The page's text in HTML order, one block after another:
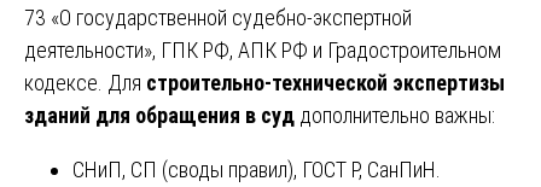
73 «О государственной судебно-экспертной
деятельности», ГПК РФ, АПК РФ и Градостроительном
кодексе. Для строительно-технической экспертизы
зданий для обращения в суд дополнительно важны:
СНиП, СП (своды правил), ГОСТ Р, СанПиН.